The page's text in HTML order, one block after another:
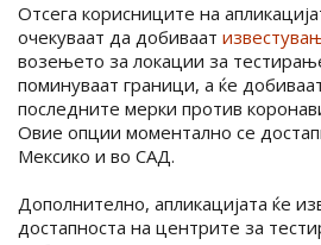
Отсега корисниците на
очекуваат да добиваат
возењето за локации за
поминуваат граници, а ќе
последните мерки против
Овие опции моментално се
Мексико и во САД.
Дополнително, апликацијата ќе
достапноста на центрите за